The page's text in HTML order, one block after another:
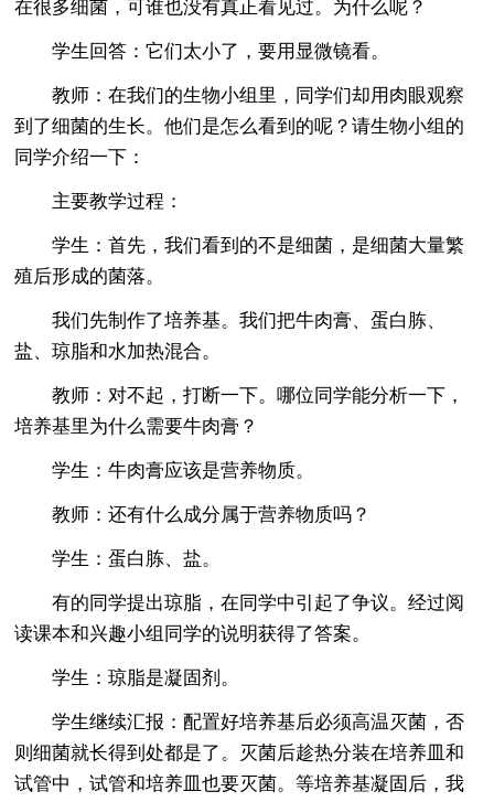
在很多细菌，可谁也没有真正看见过。为什么呢？
学生回答：它们太小了，要用显微镜看。
教师：在我们的生物小组里，同学们却用肉眼观察
到了细菌的生长。他们是怎么看到的呢？请生物小组的
同学介绍一下：
主要教学过程：
学生：首先，我们看到的不是细菌，是细菌大量繁
殖后形成的菌落。
我们先制作了培养基。我们把牛肉膏、蛋白胨、
盐、琼脂和水加热混合。
教师：对不起，打断一下。哪位同学能分析一下，
培养基里为什么需要牛肉膏？
学生：牛肉膏应该是营养物质。
教师：还有什么成分属于营养物质吗？
学生：蛋白胨、盐。
有的同学提出琼脂，在同学中引起了争议。经过阅
读课本和兴趣小组同学的说明获得了答案。
学生：琼脂是凝固剂。
学生继续汇报：配置好培养基后必须高温灭菌，否
则细菌就长得到处都是了。灭菌后趁热分装在培养皿和
试管中，试管和培养皿也要灭菌。等培养基凝固后，我